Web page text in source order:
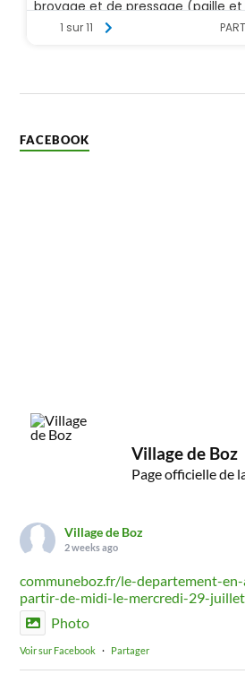
FACEBOOK
Village de Boz
Page officielle de
Village de Boz
2 weeks ago
communeboz.fr/le-departement-
partir-de-midi-le-mercredi-29-
Photo
Voir sur Facebook · Partager